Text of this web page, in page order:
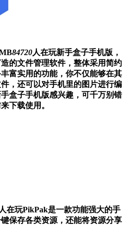
84720人在玩新手盒子手机版，
的文件管理软件，整体采用简约
富实用的功能，你不仅能够在其
，还可以对手机里的图片进行编
盒子手机版感兴趣，可千万别错
下载使用。
人在玩PikPak是一款功能强大的手
保存各类资源，还能将资源分享